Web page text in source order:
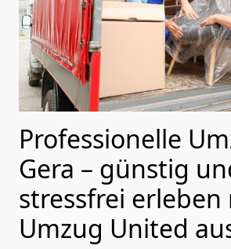
Professionelle
Gera – günstig
stressfrei erleben
Umzug United